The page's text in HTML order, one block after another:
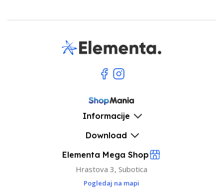
Informacije
Download
Elementa Mega Shop
Hrastova 3, Subotica
Pogledaj na mapi